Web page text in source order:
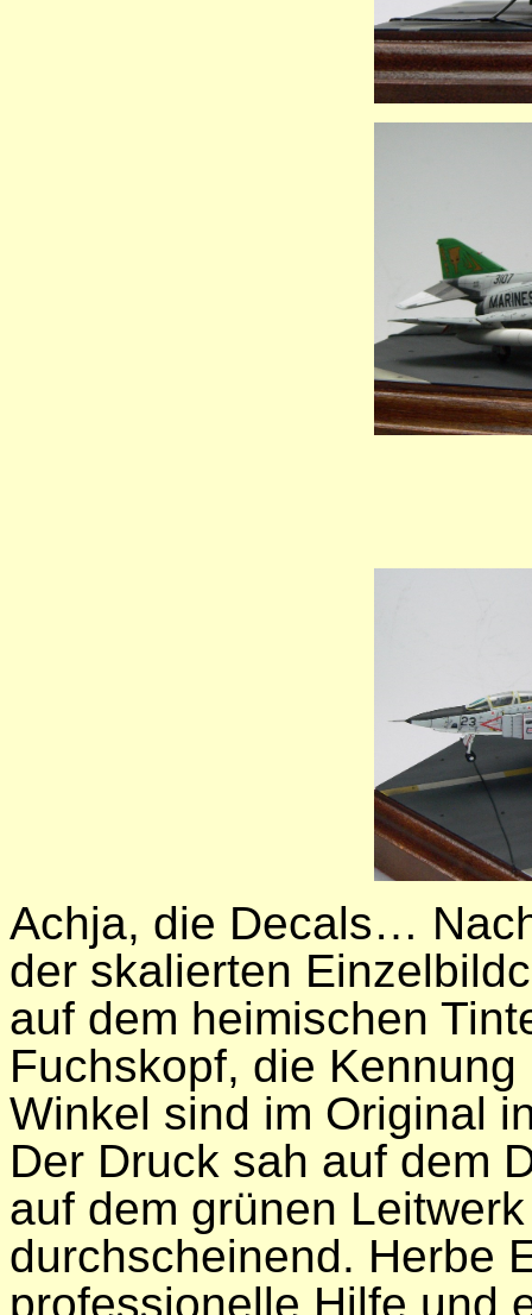
Achja, die Decals…
der skalierten
auf dem heimischen
Fuchskopf, die
Winkel sind im Original
Der Druck sah auf dem
auf dem grünen
durchscheinend. Herbe
professionelle Hilfe und